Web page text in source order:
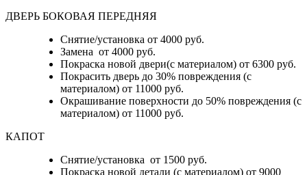
ДВЕРЬ БОКОВАЯ ПЕРЕДНЯЯ
Снятие/установка от 4000 руб.
Замена от 4000 руб.
Покраска новой двери(с материалом) от 6300 руб.
Покрасить дверь до 30% повреждения (с
материалом) от 11000 руб.
Окрашивание поверхности до 50% повреждения (с
материалом) от 11000 руб.
КАПОТ
Снятие/установка от 1500 руб.
Покраска новой детали (с материалом) от 9000